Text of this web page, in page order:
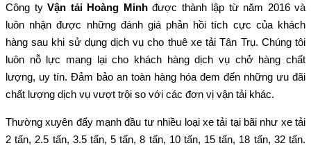
Công tyVận tải Hoàng Minhđược thành lập từ năm 2016 và
luôn nhận được những đánh giá phản hồi tích cực của khách
hàng sau khi sử dụng dịch vụ cho thuê xe tải Tân Trụ. Chúng tôi
luôn nỗ lực mang lại cho khách hàng dịch vụ chở hàng chất
lượng, uy tín. Đảm bảo an toàn hàng hóa đem đến những ưu đãi
chất lượng dịch vụ vượt trội so với các đơn vị vận tải khác.
Thường xuyên đẩy mạnh đầu tư nhiều loại xe tải tại bãi như xe tải
2 tấn, 2.5 tấn, 3.5 tấn, 5 tấn, 8 tấn, 10 tấn, 15 tấn, 18 tấn, 32 tấn.